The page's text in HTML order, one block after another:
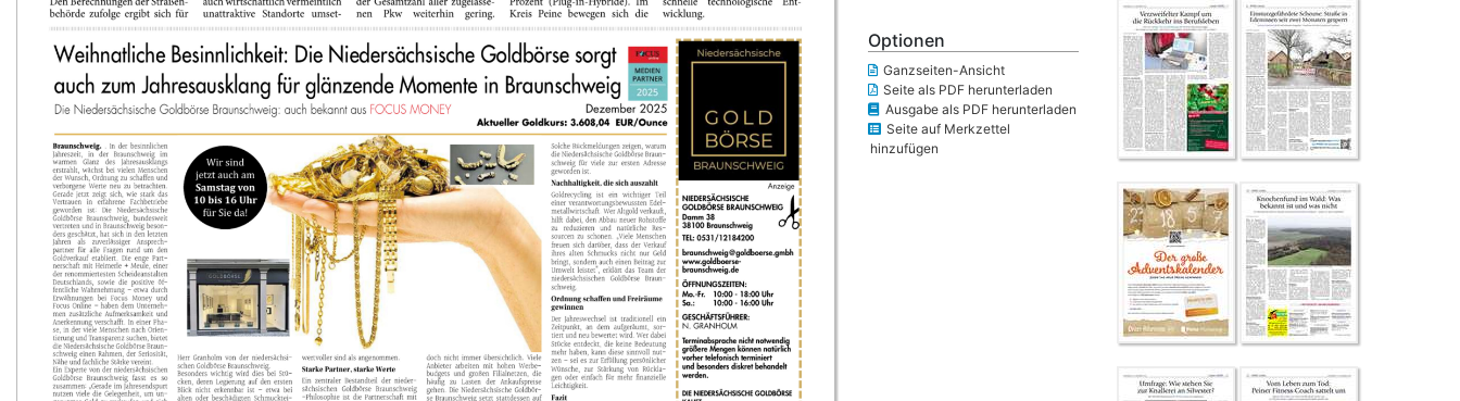
Optionen
Ganzseiten-Ansicht
Seite als PDF herunterladen
Ausgabe als PDF herunterladen
Seite auf Merkzettel
hinzufügen